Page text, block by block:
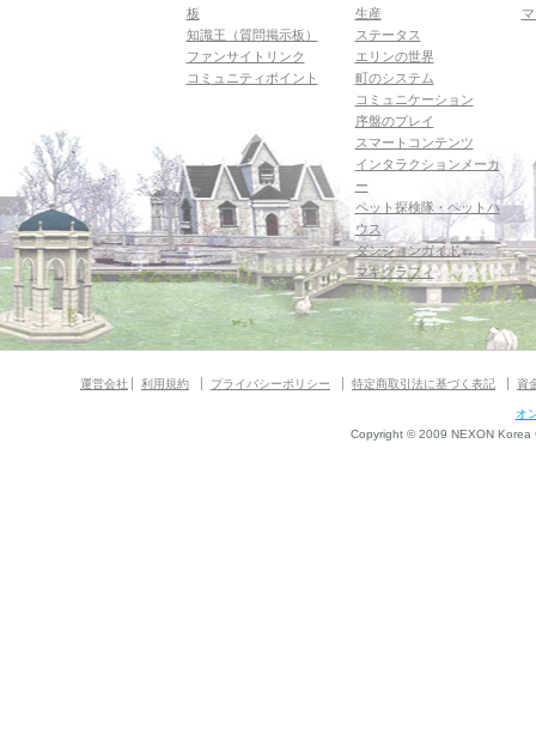
板
知識王（質問掲示板）
ファンサイトリンク
コミュニティポイント
生産
ステータス
エリンの世界
町のシステム
コミュニケーション
序盤のプレイ
スマートコンテンツ
インタラクションメーカ
ー
ペット探検隊・ペットハ
ウス
ダンジョンガイド
マギグラフィ
運営会社 利用規約 プライバシーポリシー 特定商取引法に基づく表記 資
オ
Copyright © 2009 NEXON Korea